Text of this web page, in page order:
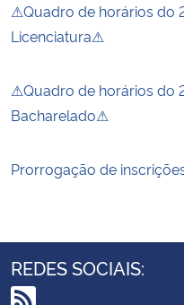
⚠Quadro de horários do
Licenciatura⚠
⚠Quadro de horários do
Bacharelado⚠
Prorrogação de
REDES SOCIAIS: